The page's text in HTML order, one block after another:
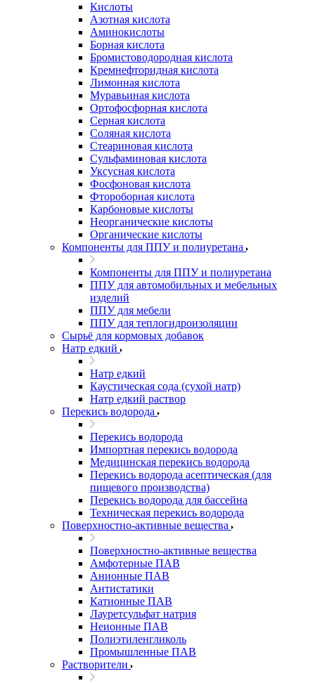
Кислоты
Азотная кислота
Аминокислоты
Борная кислота
Бромистоводородная кислота
Кремнефторидная кислота
Лимонная кислота
Муравьиная кислота
Ортофосфорная кислота
Серная кислота
Соляная кислота
Стеариновая кислота
Сульфаминовая кислота
Уксусная кислота
Фосфоновая кислота
Фтороборная кислота
Карбоновые кислоты
Неорганические кислоты
Органические кислоты
Компоненты для ППУ и полиуретана
Компоненты для ППУ и полиуретана
ППУ для автомобильных и мебельных
изделий
ППУ для мебели
ППУ для теплогидроизоляции
Сырьё для кормовых добавок
Натр едкий
Натр едкий
Каустическая сода (сухой натр)
Натр едкий раствор
Перекись водорода
Перекись водорода
Импортная перекись водорода
Медицинская перекись водорода
Перекись водорода асептическая (для
пищевого производства)
Перекись водорода для бассейна
Техническая перекись водорода
Поверхностно-активные вещества
Поверхностно-активные вещества
Амфотерные ПАВ
Анионные ПАВ
Антистатики
Катионные ПАВ
Лауретсульфат натрия
Неионные ПАВ
Полиэтиленгликоль
Промышленные ПАВ
Растворители